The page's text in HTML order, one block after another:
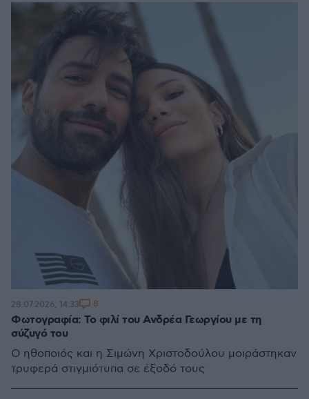
Φωτογραφία: Το φιλί του Ανδρέα Γεωργίου με τη
σύζυγό του
Ο ηθοποιός και η Σιμώνη Χριστοδούλου μοιράστηκαν
τρυφερά στιγμιότυπα σε έξοδό τους
28.07.2026, 14:33 8